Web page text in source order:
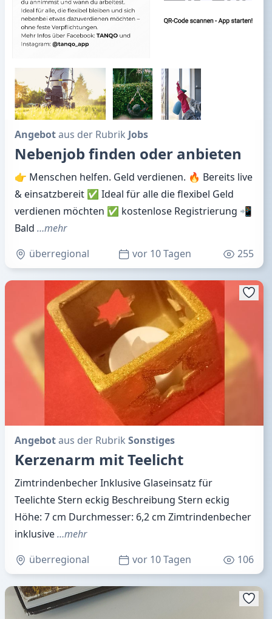
Angebotaus der Rubrik Jobs
Nebenjob finden oder anbieten
👉 Menschen helfen. Geld verdienen. 🔥 Bereits live
& einsatzbereit ✅ Ideal für alle die flexibel Geld
verdienen möchten ✅ kostenlose Registrierung 📲
Bald …mehr
überregional
vor 10 Tagen 255
Angebotaus der Rubrik Sonstiges
Kerzenarm mit Teelicht
Zimtrindenbecher Inklusive Glaseinsatz für
Teelichte Stern eckig Beschreibung Stern eckig
Höhe: 7 cm Durchmesser: 6,2 cm Zimtrindenbecher
inklusive…mehr
überregional
vor 10 Tagen 106